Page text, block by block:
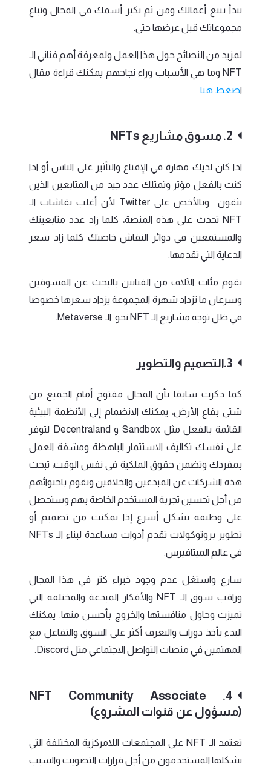
تبدأ ببيع أعمالك ومن ثم يكبر أسمك في المجال وتباع
مجموعاتك قبل عرضها حتى.
لمزيد من النصائح حول هذا العمل ولمعرفة أهم فناني الـ
NFT وما هي الأسباب وراء نجاحهم يمكنك قراءة مقال
اضغط هنا
2. مسوق مشاريع NFTs
اذا كان لديك مهارة في الإقناع والتأثير على الناس أو اذا
كنت بالفعل مؤثر وتمتلك عدد جيد من المتابعين الذين
يثقون وبالأخص على Twitter لأن أغلب نقاشات الـ
NFT تحدث على هذه المنصة، كلما زاد عدد متابعينك
والمستمعين في دوائر النقاش خاصتك كلما زاد سعر
الدعاية التي تقدمها.
يقوم مئات الآلاف من الفنانين بالبحث عن المسوقين
وسرعان ما تزداد شهرة المجموعة يزداد سعرها خصوصا
في ظل توجه مشاريع الـ NFT نحو الـ Metaverse.
3.التصميم والتطوير
كما ذكرت سابقا بأن المجال مفتوح أمام الجميع من
شتى بقاع الأرض، يمكنك الانضمام إلى الأنظمة البيئية
القائمة بالفعل مثل Sandbox و Decentraland لتوفر
على نفسك تكاليف الاستثمار الباهظة ومشقة العمل
بمفردك وتضمن حقوق الملكية في نفس الوقت، تبحث
هذه الشركات عن المبدعين والخلاقين وتقوم باحتوائهم
من أجل تحسين تجربة المستخدم الخاصة بهم وستحصل
على وظيفة بشكل أسرع إذا تمكنت من تصميم أو
تطوير بروتوكولات تقدم أدوات مساعدة لبناء الـ NFTs
في عالم الميتافيرس.
سارع واستغل عدم وجود خبراء كثر في هذا المجال
وراقب سوق الـ NFT والأفكار المبدعة والمختلفة التي
تميزت وحاول منافستها والخروج بأحسن منها. يمكنك
البدء بأخذ دورات والتعرف أكثر على السوق والتفاعل مع
المهتمين في منصات التواصل الاجتماعي مثل Discord.
4. NFT Community Associate
(مسؤول عن قنوات المشروع)
تعتمد الـ NFT على المجتمعات اللامركزية المختلفة التي
يشكلها المستخدمون من أجل قرارات التصويت والسبب